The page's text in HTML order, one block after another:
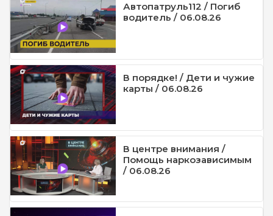
Автопатруль112 / Погиб
водитель / 06.08.26
В порядке! / Дети и чужие
карты / 06.08.26
В центре внимания /
Помощь наркозависимым
/ 06.08.26